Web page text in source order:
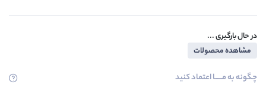
در حال بارگیری ...
مشاهده محصولات
چگونه به مــــــا اعتماد کنید